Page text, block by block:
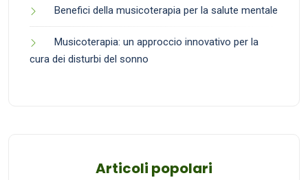
Benefici della musicoterapia per la salute mentale
Musicoterapia: un approccio innovativo per la
cura dei disturbi del sonno
Articoli popolari